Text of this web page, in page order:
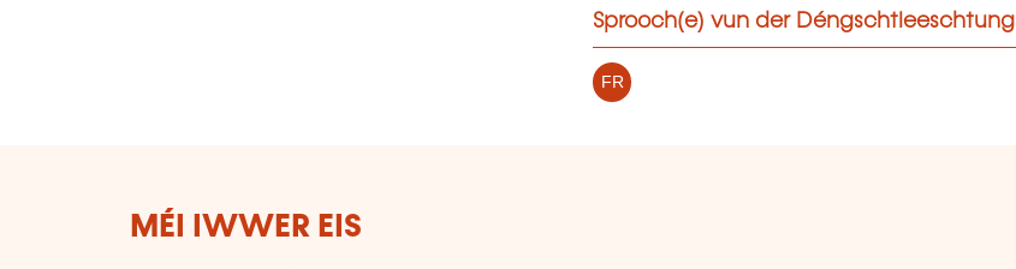
Sprooch(e) vun der Déngschtleeschtung
FR
MÉI IWWER EIS